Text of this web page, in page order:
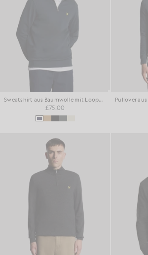
Sweatshirt aus Baumwolle mit Loopback-Struktur und 1/4-Reißverschluss
£75.00